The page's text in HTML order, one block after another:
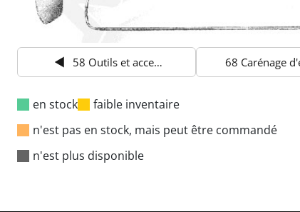
58 Outils et accessoires
en stock
faible inventaire
n'est pas en stock, mais peut être commandé
n'est plus disponible